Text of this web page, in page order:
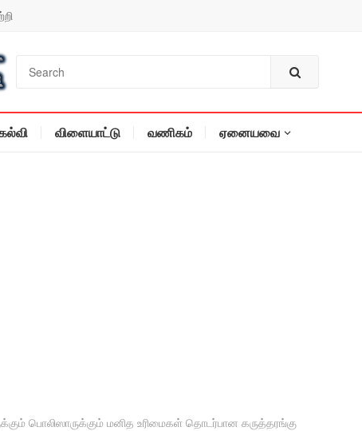
விளையாட்டு வணிகம் ஏனையவை
பொலிஸாருக்கும் மனித உரிமைகள் தொடர்பான கருத்தரங்கு